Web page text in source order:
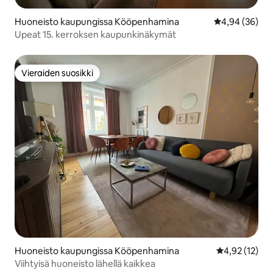
Huoneisto kaupungissa Kööpenhamina
4,94 (36)
Upeat 15. kerroksen kaupunkinäkymät
Vieraiden suosikki
Vieraiden suosikki
Huoneisto kaupungissa Kööpenhamina
4,92 (12)
Viihtyisä huoneisto lähellä kaikkea